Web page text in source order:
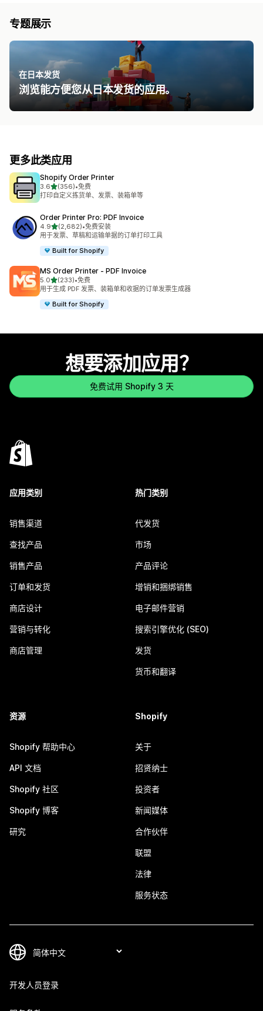
专题展示
在日本发货
浏览能方便您从日本发货的应用。
更多此类应用
Shopify Order Printer
3.6星（满分 5 星）
(356)
总共 356 条评论
•免费
打印自定义拣货单、发票、装箱单等
Order Printer Pro: PDF Invoice
4.9星（满分 5 星）
(2,682)
总共 2682 条评论
•免费安装
用于发票、草稿和运输单据的订单打印工具
Built for Shopify
MS Order Printer ‑ PDF Invoice
5.0星（满分 5 星）
(233)
总共 233 条评论
•免费
用于生成 PDF 发票、装箱单和收据的订单发票生成器
Built for Shopify
想要添加应用？
免费试用 Shopify 3 天
应用类别
销售渠道
查找产品
销售产品
订单和发货
商店设计
营销与转化
商店管理
热门类别
代发货
市场
产品评论
增销和捆绑销售
电子邮件营销
搜索引擎优化 (SEO)
发货
货币和翻译
资源
Shopify 帮助中心
API 文档
Shopify 社区
Shopify 博客
研究
Shopify
关于
招贤纳士
投资者
新闻媒体
合作伙伴
联盟
法律
服务状态
开发人员登录